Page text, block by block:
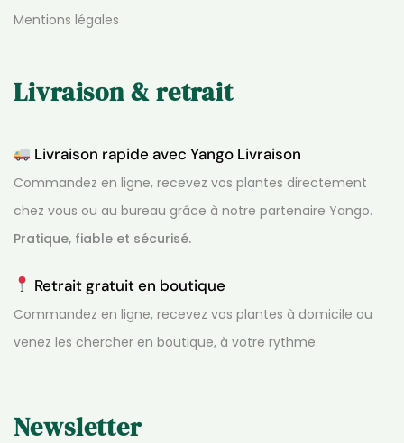
Mentions légales
Livraison & retrait
Livraison rapide avec Yango Livraison
Commandez en ligne, recevez vos plantes directement
chez vous ou au bureau grâce à notre partenaire Yango.
Pratique, fiable et sécurisé.
Retrait gratuit en boutique
Commandez en ligne, recevez vos plantes à domicile ou
venez les chercher en boutique, à votre rythme.
Newsletter